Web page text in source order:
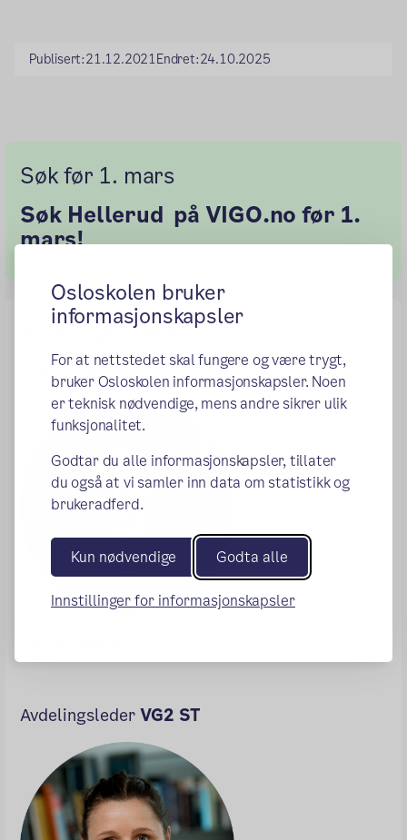
Osloskolen bruker
informasjonskapsler
For at nettstedet skal fungere og være trygt,
bruker Osloskolen informasjonskapsler. Noen
er teknisk nødvendige, mens andre sikrer ulik
funksjonalitet.
Godtar du alle informasjonskapsler, tillater
du også at vi samler inn data om statistikk og
brukeradferd.
Kun nødvendige Godta alle
Innstillinger for informasjonskapsler
Publisert:21.12.2021Endret:24.10.2025
Søk før 1. mars
Søk Hellerud på VIGO.no før 1.
mars!
Avdelingsledere
Avdelingsleder VG1 ST
Avdelingsleder VG2 ST